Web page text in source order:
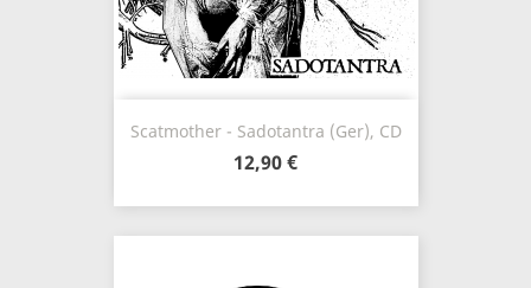
Scatmother - Sadotantra (Ger), CD
12,90 €